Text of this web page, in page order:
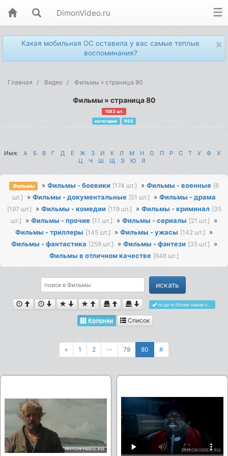
DimonVideo.ru
×
Какая мобильная ОС оставила у вас самые теплые
воспоминания?
Главная Видео Фильмы » страница 80
Фильмы » страница 80
1583 шт.
категории
RSS
Имя: А Б В Г Д Е Ж З И К Л М Н О П Р С Т У Ф
Х
Ц
Ч Ш Щ Э Ю Я
Фильмы » Фильмы - боевики [174 шт.] » Фильмы - военные [6
шт.] » Фильмы - документальные [51 шт.] » Фильмы - драма
[197 шт.] » Фильмы - комедии [119 шт.] » Фильмы - криминал [35
шт.] » Фильмы - прочие [11 шт.] » Фильмы - сериалы [21 шт.] »
Фильмы - триллеры [145 шт.] » Фильмы - ужасы [142 шт.] »
Фильмы - фантастика [259 шт.] » Фильмы - фэнтези [35 шт.] »
Фильмы в отличном качестве [646 шт.]
по дате (более новые первыми)
Колонки Список
« 1 2 -- 79 80 #